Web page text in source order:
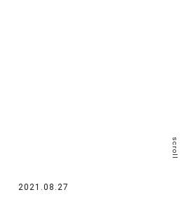
scroll
2021.08.27